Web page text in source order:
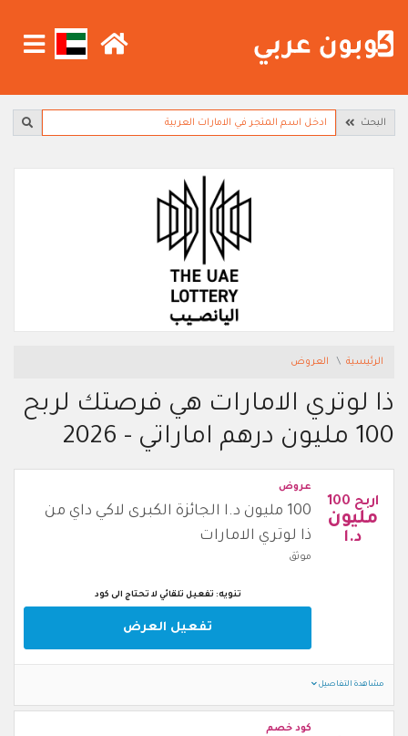
البحث
الرئيسية العروض
ذا لوتري الامارات هي فرصتك لربح
100 مليون درهم اماراتي - 2026
اربح 100
مليون
د.ا
عروض
100 مليون د.ا الجائزة الكبرى لاكي داي من
ذا لوتري الامارات
موثق
تنويه: تفعيل تلقائي لا تحتاج الى كود
تفعيل العرض
مشاهدة التفاصيل
كود خصم